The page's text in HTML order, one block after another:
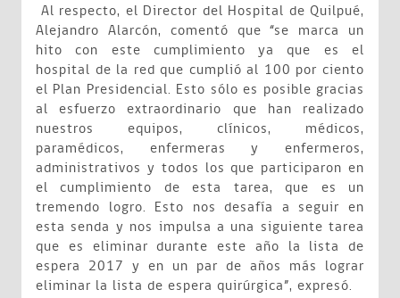
Al respecto, el Director del Hospital de Quilpué,
Alejandro Alarcón, comentó que “se marca un
hito con este cumplimiento ya que es el
hospital de la red que cumplió al 100 por ciento
el Plan Presidencial. Esto sólo es posible gracias
al esfuerzo extraordinario que han realizado
nuestros equipos, clínicos, médicos,
paramédicos, enfermeras y enfermeros,
administrativos y todos los que participaron en
el cumplimiento de esta tarea, que es un
tremendo logro. Esto nos desafía a seguir en
esta senda y nos impulsa a una siguiente tarea
que es eliminar durante este año la lista de
espera 2017 y en un par de años más lograr
eliminar la lista de espera quirúrgica”, expresó.